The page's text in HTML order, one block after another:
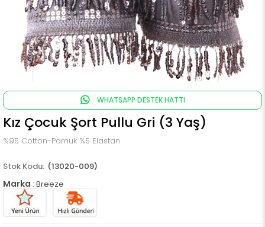
WHATSAPP DESTEK HATTI
Kız Çocuk Şort Pullu Gri (3 Yaş)
%95 Cotton-Pamuk %5 Elastan
(13020-009)
Marka : Breeze